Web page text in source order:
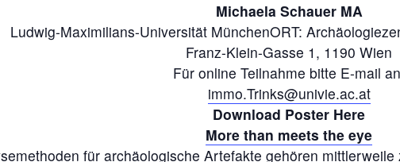
Michaela Schauer MA
Ludwig-Maximilians-Universität MünchenORT:
Franz-Klein-Gasse 1, 1190 Wien
Für online Teilnahme bitte E-mail
immo.Trinks@univie.ac.at
Download Poster Here
More than meets the eye
für archäologische Artefakte gehören